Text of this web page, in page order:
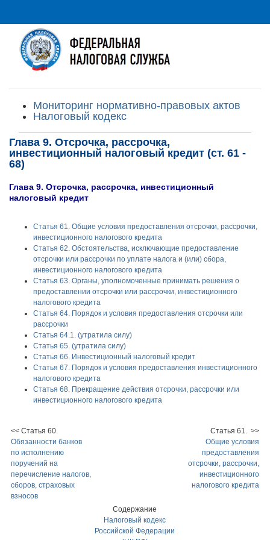
Мониторинг нормативно-правовых актов
Налоговый кодекс
Глава 9. Отсрочка, рассрочка,
инвестиционный налоговый кредит (ст. 61 -
68)
Глава 9. Отсрочка, рассрочка, инвестиционный
налоговый кредит
Статья 61. Общие условия предоставления отсрочки, рассрочки,
инвестиционного налогового кредита
Статья 62. Обстоятельства, исключающие предоставление
отсрочки или рассрочки по уплате налога и (или) сбора,
инвестиционного налогового кредита
Статья 63. Органы, уполномоченные принимать решения о
предоставлении отсрочки или рассрочки, инвестиционного
налогового кредита
Статья 64. Порядок и условия предоставления отсрочки или
рассрочки
Статья 64.1. (утратила силу)
Статья 65. (утратила силу)
Статья 66. Инвестиционный налоговый кредит
Статья 67. Порядок и условия предоставления инвестиционного
налогового кредита
Статья 68. Прекращение действия отсрочки, рассрочки или
инвестиционного налогового кредита
<< Статья 60.
Обязанности банков
по исполнению
поручений на
перечисление налогов,
сборов, страховых
взносов
Статья 61. >>
Общие условия
предоставления
отсрочки, рассрочки,
инвестиционного
налогового кредита
Содержание
Налоговый кодекс
Российской Федерации